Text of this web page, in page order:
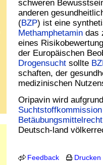
schweren
anderen
(BZP) ist eine
Methamphetamin das
eines
der Europäischen
Drogensucht sollte
schaften, der
medizinischen
Oripavin wird
Suchtstoffkommission
Betäubungsmittelrecht
Deutsch-land
Feedback Drucken